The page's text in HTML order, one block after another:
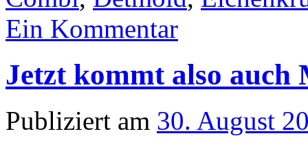
Ein Kommentar
Jetzt kommt also auch
Publiziert am 30. August